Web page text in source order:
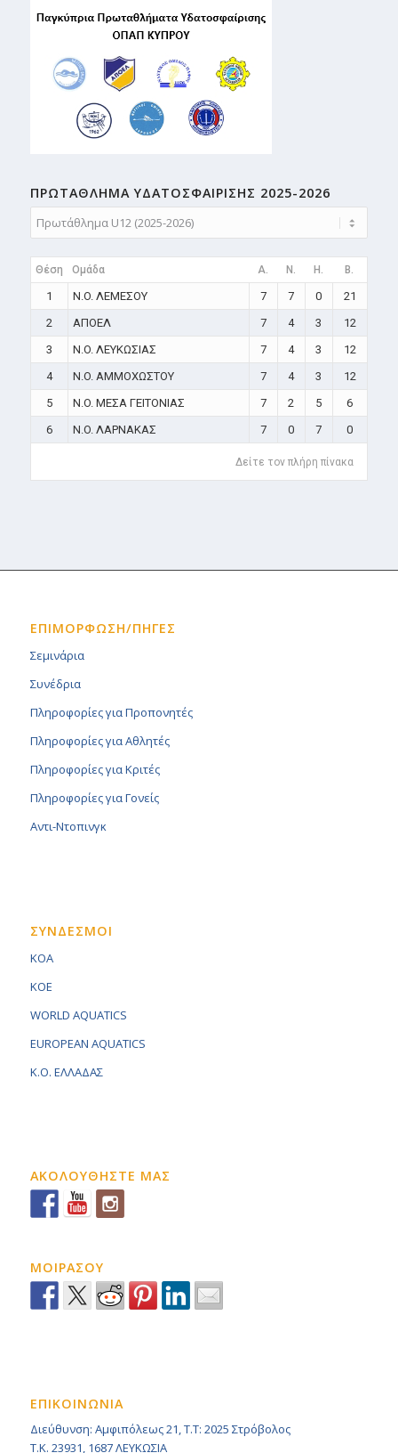
ΠΡΩΤΑΘΛΗMA ΥΔΑΤΟΣΦΑΙΡΙΣΗΣ 2025-2026
Θέση Ομάδα A. N. H. B.
1 N.O. ΛΕΜΕΣΟΥ 7 7 0
21
2
ΑΠΟΕΛ 7 4 3
12
3
N.O. ΛΕΥΚΩΣΙΑΣ 7 4 3
12
4
N.O. ΑΜΜΟΧΩΣΤΟΥ 7 4 3
12
5
N.O. ΜΕΣΑ ΓΕΙΤΟΝΙΑΣ 7 2 5
6
6
N.O. ΛΑΡΝΑΚΑΣ 7 0 7 0
Δείτε τον πλήρη πίνακα
ΕΠΙΜΟΡΦΩΣΗ/ΠΗΓΕΣ
Σεμινάρια
Συνέδρια
Πληροφορίες για Προπονητές
Πληροφορίες για Αθλητές
Πληροφορίες για Κριτές
Πληροφορίες για Γονείς
Αντι-Ντοπινγκ
ΣΥΝΔΕΣΜΟΙ
KOA
KOE
WORLD AQUATICS
EUROPEAN AQUATICS
K.O. ΕΛΛΑΔΑΣ
ΑΚΟΛΟΥΘΗΣΤΕ ΜΑΣ
ΜΟΙΡΑΣΟΥ
ΕΠΙΚΟΙΝΩΝΙΑ
Διεύθυνση: Αμφιπόλεως 21, Τ.Τ: 2025 Στρόβολος
Τ.Κ. 23931, 1687 ΛΕΥΚΩΣΙΑ